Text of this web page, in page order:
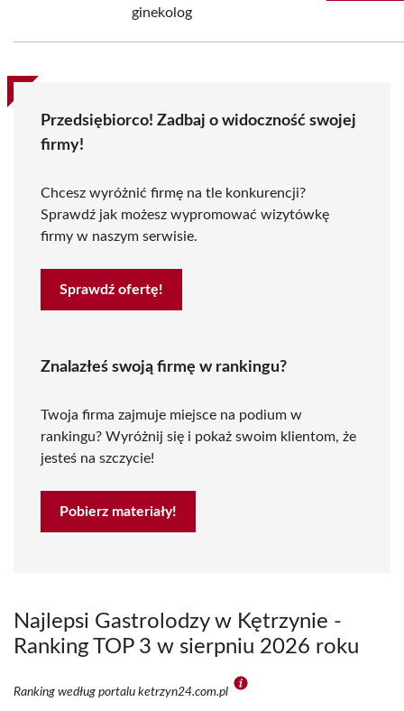
ginekolog
Przedsiębiorco! Zadbaj o widoczność swojej
firmy!
Chcesz wyróżnić firmę na tle konkurencji?
Sprawdź jak możesz wypromować wizytówkę
firmy w naszym serwisie.
Sprawdź ofertę!
Znalazłeś swoją firmę w rankingu?
Twoja firma zajmuje miejsce na podium w
rankingu? Wyróżnij się i pokaż swoim klientom, że
jesteś na szczycie!
Pobierz materiały!
Najlepsi Gastrolodzy w Kętrzynie -
Ranking TOP 3 w sierpniu 2026 roku
Ranking według portalu ketrzyn24.com.pl